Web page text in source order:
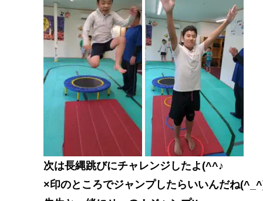
次は長縄跳びにチャレンジしたよ(^^♪
×印のところでジャンプしたらいいんだね